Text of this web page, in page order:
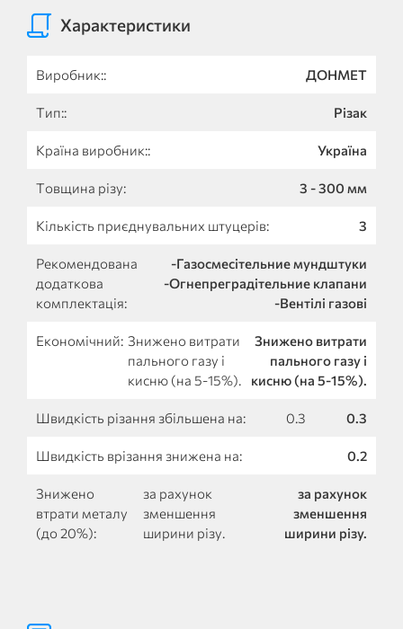
Характеристики
Виробник:: ДОНМЕТ
Тип:: Різак
Країна виробник:: Україна
Товщина різу: 3 - 300 мм
Кількість приєднувальних штуцерів: 3
Рекомендована
додаткова
комплектація:
-Газосмесітельние мундштуки
-Огнепреградітельние клапани
-Вентілі газові
Економічний: Знижено витрати
пального газу і
кисню (на 5-15%).
Знижено витрати
пального газу і
кисню (на 5-15%).
Швидкість різання збільшена на: 0.3 0.3
Швидкість врізання знижена на: 0.2
Знижено
втрати металу
(до 20%):
за рахунок
зменшення
ширини різу.
за рахунок
зменшення
ширини різу.